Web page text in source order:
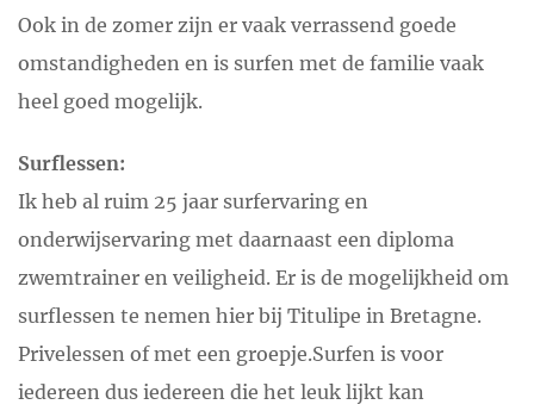
Ook in de zomer zijn er vaak verrassend goede
omstandigheden en is surfen met de familie vaak
heel goed mogelijk.
Surflessen:
Ik heb al ruim 25 jaar surfervaring en
onderwijservaring met daarnaast een diploma
zwemtrainer en veiligheid. Er is de mogelijkheid om
surflessen te nemen hier bij Titulipe in Bretagne.
Privelessen of met een groepje.Surfen is voor
iedereen dus iedereen die het leuk lijkt kan